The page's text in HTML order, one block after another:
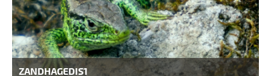
ZANDHAGEDIS1